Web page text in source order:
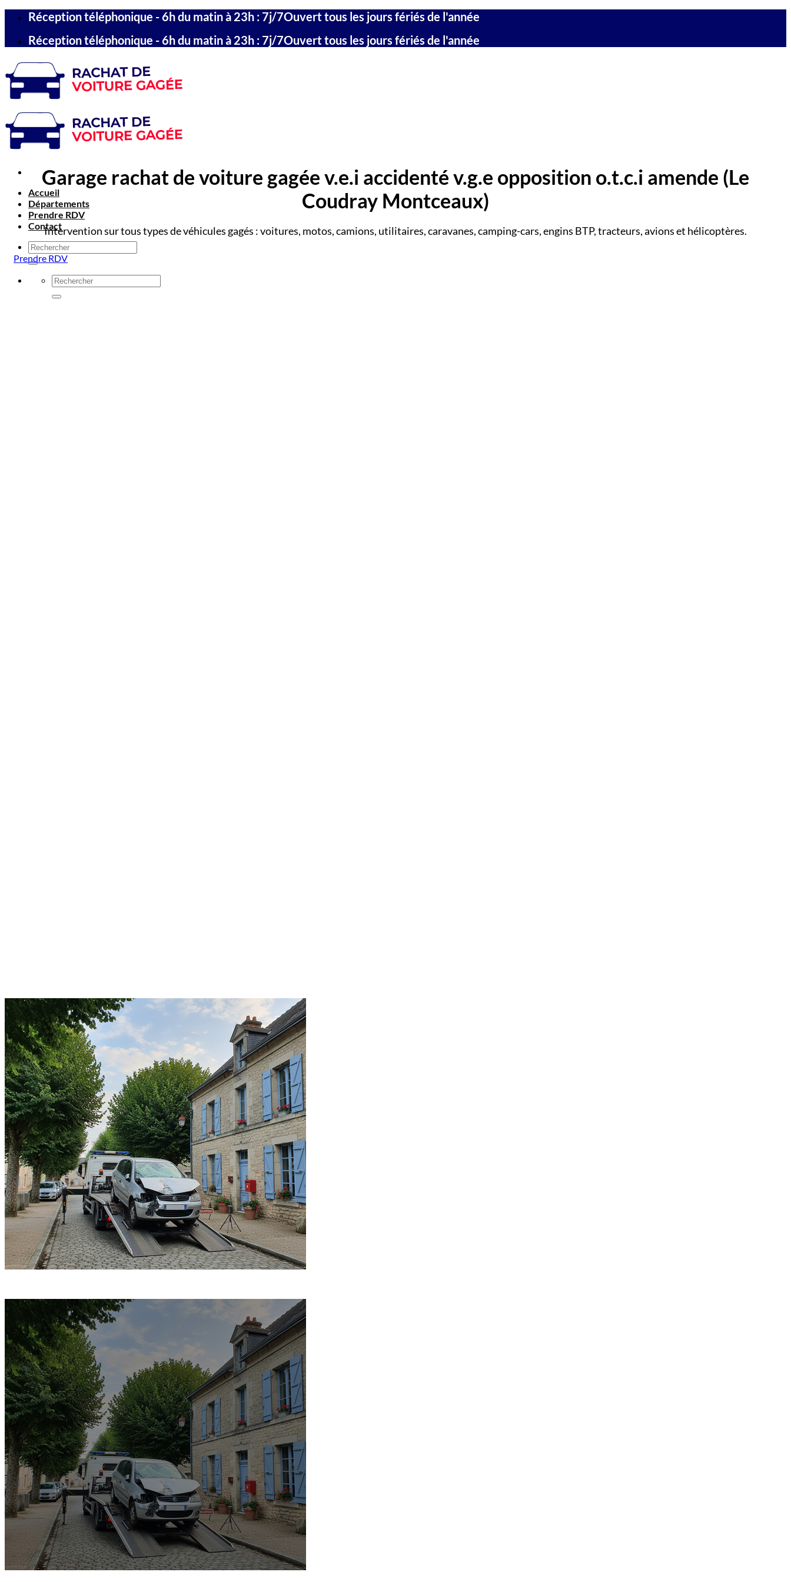
Passer
contenu
Réception téléphonique - 6h du matin à 23h : 7j/7Ouvert tous les jours fériés de l'année
Réception téléphonique - 6h du matin à 23h : 7j/7Ouvert tous les jours fériés de l'année
Accueil
Départements
Prendre RDV
Contact
Garage rachat de voiture gagée v.e.i accidenté v.g.e opposition o.t.c.i amende (Le
Coudray Montceaux)
Intervention sur tous types de véhicules gagés : voitures, motos, camions, utilitaires, caravanes, camping-cars, engins BTP, tracteurs, avions et hélicoptères.
Prendre RDV